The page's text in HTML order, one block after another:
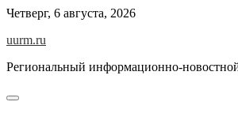
Skip
content
Четверг, 6 августа, 2026
uurm.ru
Региональный информационно-